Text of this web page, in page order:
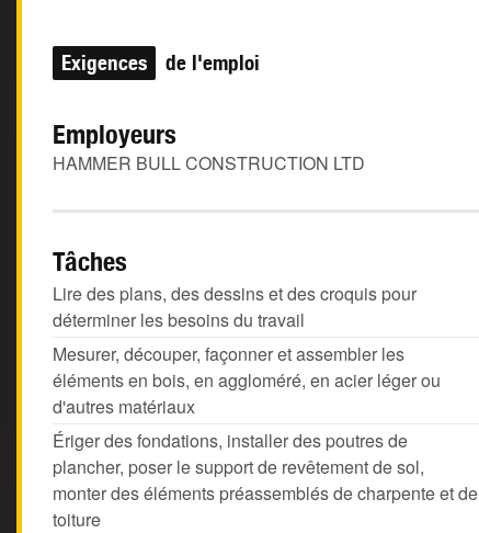
Exigences de l'emploi
Employeurs
HAMMER BULL CONSTRUCTION LTD
Tâches
Lire des plans, des dessins et des croquis pour
déterminer les besoins du travail
Mesurer, découper, façonner et assembler les
éléments en bois, en aggloméré, en acier léger ou
d'autres matériaux
Ériger des fondations, installer des poutres de
plancher, poser le support de revêtement de sol,
monter des éléments préassemblés de charpente et de
toiture